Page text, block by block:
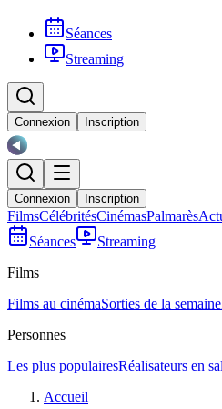
Séances
Streaming
Connexion Inscription
Connexion Inscription
FilmsCélébritésCinémasPalmarès
Séances
Streaming
Films
Films au cinémaSorties de la semaine
Personnes
Les plus populairesRéalisateurs en
Accueil